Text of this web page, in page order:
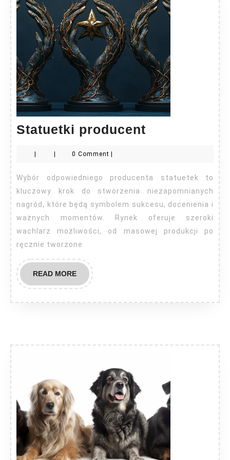
Statuetki producent
| | 0 Comment |
Wybór odpowiedniego producenta statuetek to
kluczowy krok do stworzenia niezapomnianych
nagród, które będą symbolem sukcesu, docenienia i
ważnych momentów. Rynek oferuje szeroki
wachlarz możliwości, od masowej produkcji po
ręcznie tworzone
READ MOREREAD
MORE